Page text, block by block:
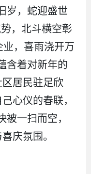
岁，蛇迎盛世
，北斗横空彰
业，喜雨浇开万
含着对新年的
居民驻足欣
心仪的春联，
被一扫而空，
庆氛围。